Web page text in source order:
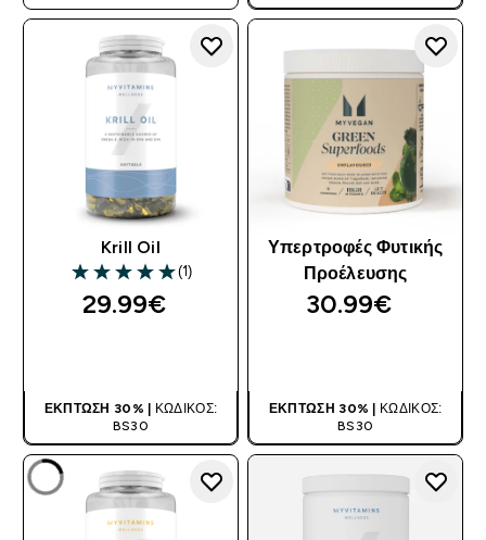
Krill Oil
5 out of 5 stars
(1)
29.99€‎
ΈΚΠΤΩΣΗ 30% | ΚΩΔΙΚΌΣ:
BS30
Υπερτροφές Φυτικής
Προέλευσης
30.99€‎
ΈΚΠΤΩΣΗ 30% | ΚΩΔΙΚΌΣ:
BS30